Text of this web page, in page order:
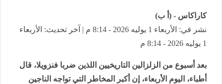
كاراكاس - (أ ب)
نشر في: الأربعاء 1 يوليه 2026 - 8:14 م | آخر تحديث: الأربعاء
1 يوليه 2026 - 8:14 م
بعد أسبوع من الزلزالين التاريخيين اللذين ضربا فنزويلا، قال
أطباء، اليوم الأربعاء، إن أكبر المخاطر التي تواجه الناجين